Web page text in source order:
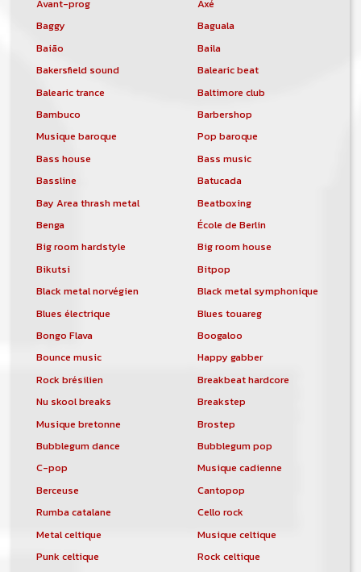
Avant-prog
Axé
Baggy
Baguala
Baião
Baila
Bakersfield sound
Balearic beat
Balearic trance
Baltimore club
Bambuco
Barbershop
Musique baroque
Pop baroque
Bass house
Bass music
Bassline
Batucada
Bay Area thrash metal
Beatboxing
Benga
École de Berlin
Big room hardstyle
Big room house
Bikutsi
Bitpop
Black metal norvégien
Black metal symphonique
Blues électrique
Blues touareg
Bongo Flava
Boogaloo
Bounce music
Happy gabber
Rock brésilien
Breakbeat hardcore
Nu skool breaks
Breakstep
Musique bretonne
Brostep
Bubblegum dance
Bubblegum pop
C-pop
Musique cadienne
Berceuse
Cantopop
Rumba catalane
Cello rock
Metal celtique
Musique celtique
Punk celtique
Rock celtique